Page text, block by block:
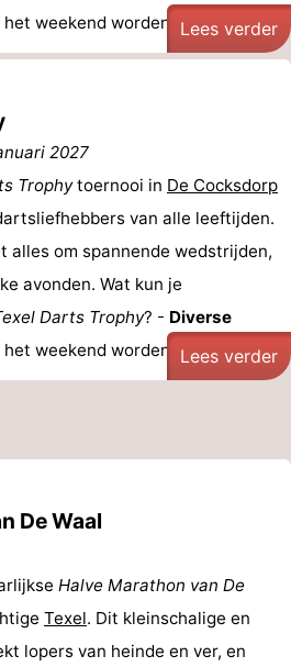
het weekend worden er ...Lees verder
2027
Trophytoernooi in De Cocksdorp
van alle leeftijden.
alles om spannende wedstrijden,
avonden. Wat kun je
Darts Trophy? - Diverse
het weekend worden er ...Lees verder
De Waal
Halve Marathon van De
Texel. Dit kleinschalige en
lopers van heinde en ver, en